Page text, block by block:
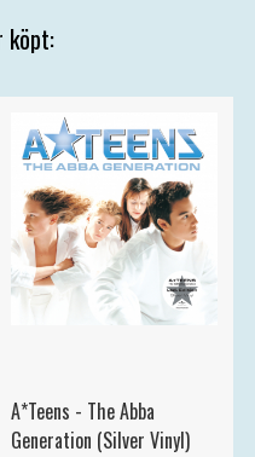
köpt:
A*Teens - The Abba
Generation (Silver Vinyl)